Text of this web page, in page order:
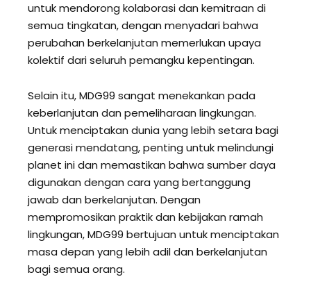
untuk mendorong kolaborasi dan kemitraan di
semua tingkatan, dengan menyadari bahwa
perubahan berkelanjutan memerlukan upaya
kolektif dari seluruh pemangku kepentingan.
Selain itu, MDG99 sangat menekankan pada
keberlanjutan dan pemeliharaan lingkungan.
Untuk menciptakan dunia yang lebih setara bagi
generasi mendatang, penting untuk melindungi
planet ini dan memastikan bahwa sumber daya
digunakan dengan cara yang bertanggung
jawab dan berkelanjutan. Dengan
mempromosikan praktik dan kebijakan ramah
lingkungan, MDG99 bertujuan untuk menciptakan
masa depan yang lebih adil dan berkelanjutan
bagi semua orang.